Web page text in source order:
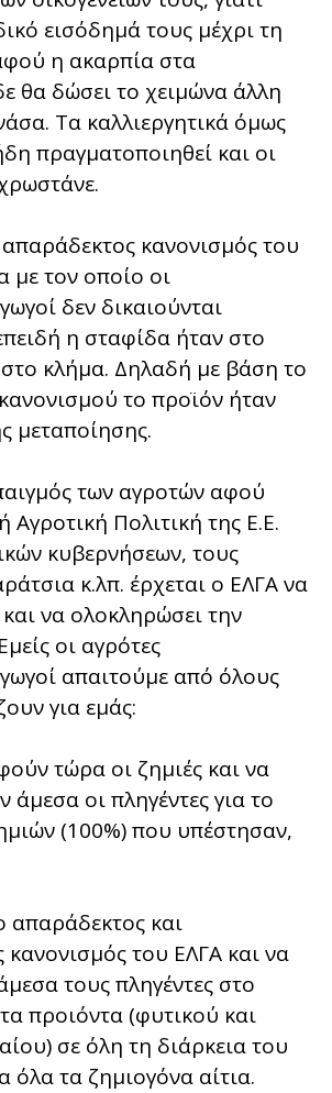
εισόδημά τους μέχρι τη
η ακαρπία στα
θα δώσει το χειμώνα άλλη
Τα καλλιεργητικά όμως
πραγματοποιηθεί και οι
κανονισμός του
τον οποίο οι
δεν δικαιούνται
η σταφίδα ήταν στο
στο κλήμα. Δηλαδή με βάση το
το προϊόν ήταν
μεταποίησης.
των αγροτών αφού
Αγροτική Πολιτική της Ε.Ε.
κυβερνήσεων, τους
κ.λπ. έρχεται ο ΕΛΓΑ να
να ολοκληρώσει την
οι αγρότες
απαιτούμε από όλους
για εμάς:
τώρα οι ζημιές και να
οι πληγέντες για το
(100%) που υπέστησαν,
απαράδεκτος και
κανονισμός του ΕΛΓΑ και να
τους πληγέντες στο
προιόντα (φυτικού και
σε όλη τη διάρκεια του
όλα τα ζημιογόνα αίτια.